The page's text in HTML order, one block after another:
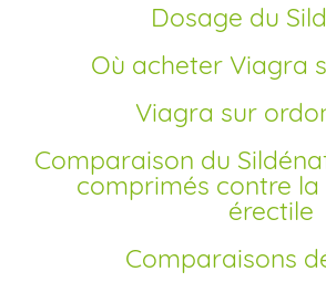
Dosage du
Où acheter Viagra
Viagra sur
Comparaison du Sildénafil avec d’autres
comprimés contre
érectile
Comparaisons